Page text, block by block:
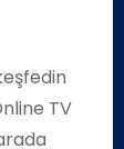
TV